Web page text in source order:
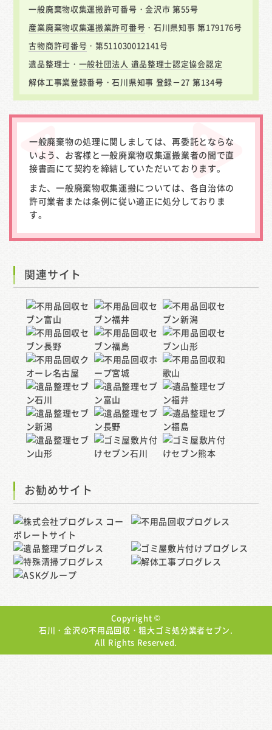
一般廃棄物収集運搬許可番号・金沢市 第55号
産業廃棄物収集運搬業許可番号 ・石川県知事 第179176号
古物商許可番号 ・第511030012141号
遺品整理士・ 一般社団法人 遺品整理士認定協会認定
解体工事業登録番号・石川県知事 登録－27 第134号
一般廃棄物の処理に関しましては、再委託とならな
いよう、お客様と一般廃棄物収集運搬業者の間で直
接書面にて契約を締結していただいております。
また、一般廃棄物収集運搬については、各自治体の
許可業者または条例に従い適正に処分しておりま
す。
関連サイト
お勧めサイト
Copyright ©
石川・金沢の不用品回収・粗大ゴミ処分業者セブン.
All Rights Reserved.